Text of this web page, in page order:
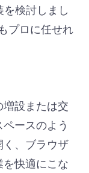
検討しまし
プロに任せれ
設または交
ースのよう
、ブラウザ
快適にこな